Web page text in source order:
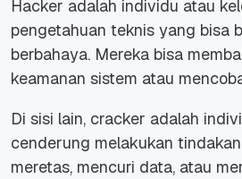
Hacker adalah individu atau
pengetahuan teknis yang bisa
berbahaya. Mereka bisa
keamanan sistem atau
Di sisi lain, cracker adalah
cenderung melakukan
meretas, mencuri data, atau